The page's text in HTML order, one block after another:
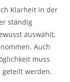
Klarheit in der
ständig
auswählt,
Auch
muss
werden.